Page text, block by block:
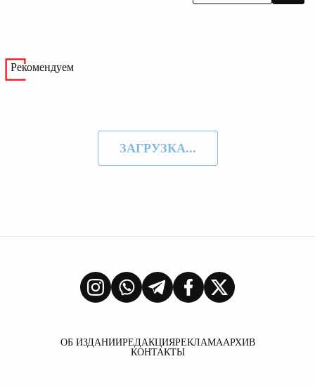
Рекомендуем
ЗАГРУЗКА...
ОБ ИЗДАНИИРЕДАКЦИЯРЕКЛАМААРХИВ
КОНТАКТЫ